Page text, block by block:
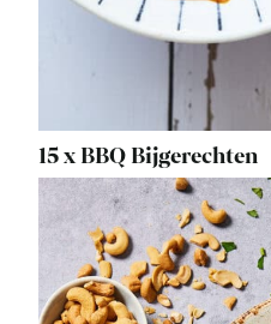
15 x BBQ Bijgerechten